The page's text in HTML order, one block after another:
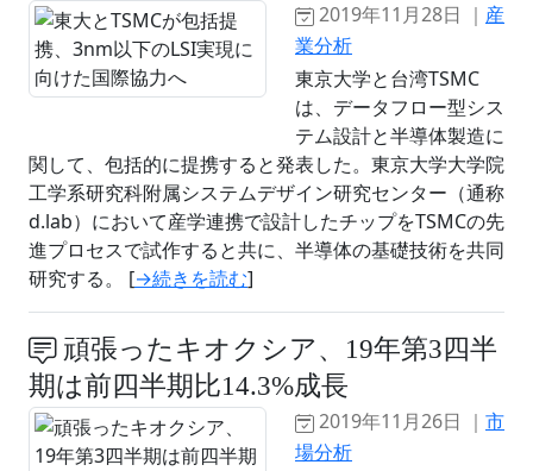
2019年11月28日 ｜ 産
業分析
東京大学と台湾TSMC
は、データフロー型シス
テム設計と半導体製造に
関して、包括的に提携すると発表した。東京大学大学院
工学系研究科附属システムデザイン研究センター（通称
d.lab）において産学連携で設計したチップをTSMCの先
進プロセスで試作すると共に、半導体の基礎技術を共同
研究する。 [→続きを読む]
頑張ったキオクシア、19年第3四半
期は前四半期比14.3%成長
2019年11月26日 ｜ 市
場分析